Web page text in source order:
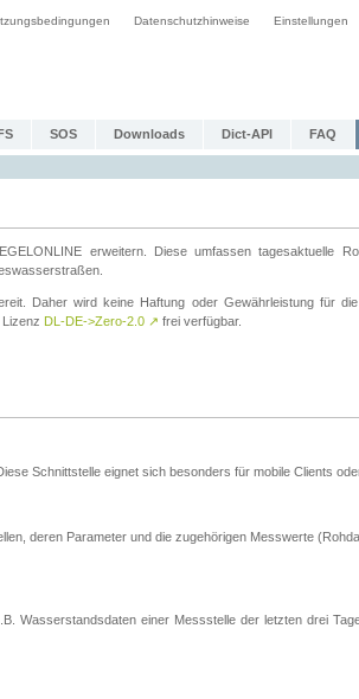
Datenschutzhinweise Einstellungen
SOS Downloads Dict-API FAQ
erweitern. Diese umfassen tagesaktuelle
Daher wird keine Haftung oder Gewährleistung für die
DL-DE->Zero-2.0 ↗ frei verfügbar.
Schnittstelle eignet sich besonders für mobile Clients
deren Parameter und die zugehörigen Messwerte
Wasserstandsdaten einer Messstelle der letzten drei